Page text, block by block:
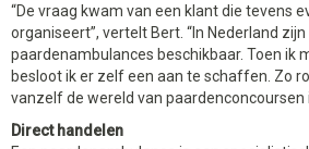
“De vraag kwam van een klant die tevens
organiseert”, vertelt Bert. “In Nederland
paardenambulances beschikbaar. Toen ik
besloot ik er zelf een aan te schaffen. Zo
vanzelf de wereld van paardenconcoursen
Direct handelen